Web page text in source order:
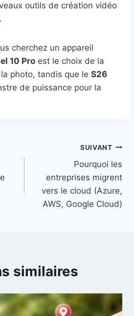
outils de création vidéo
cherchez un appareil
10 Pro est le choix de la
la photo, tandis que le S26
de puissance pour la
SUIVANT
Pourquoi les
entreprises migrent
vers le cloud (Azure,
AWS, Google Cloud)
similaires